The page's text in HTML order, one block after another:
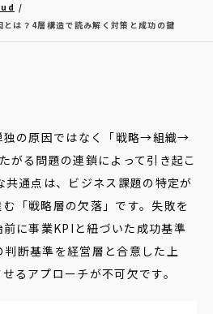
は？4層構造で読み解く対策と成功の鍵
独の原因ではなく「戦略→組織→
がる問題の連鎖によって引き起こ
共通点は、ビジネス課題の特定が
「戦略層の欠落」です。失敗を
に事業KPIと紐づいた成功基準
断基準を経営層と合意した上
るアプローチが不可欠です。